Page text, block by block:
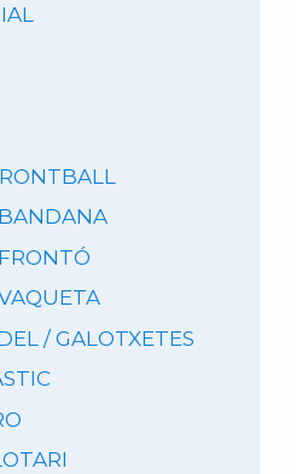
/ GALOTXETES